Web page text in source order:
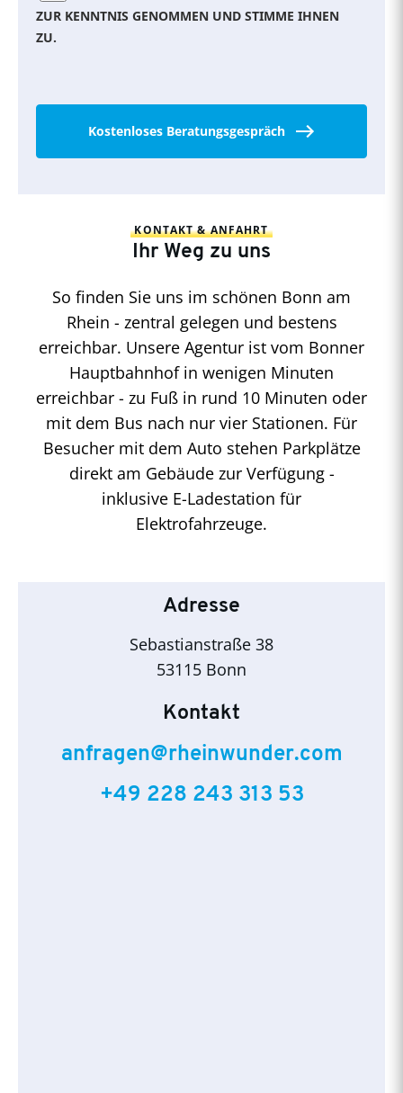
ZUR KENNTNIS GENOMMEN UND STIMME IHNEN
ZU.
Kostenloses Beratungsgespräch
KONTAKT & ANFAHRT
Ihr Weg zu uns
So finden Sie uns im schönen Bonn am
Rhein - zentral gelegen und bestens
erreichbar. Unsere Agentur ist vom Bonner
Hauptbahnhof in wenigen Minuten
erreichbar - zu Fuß in rund 10 Minuten oder
mit dem Bus nach nur vier Stationen. Für
Besucher mit dem Auto stehen Parkplätze
direkt am Gebäude zur Verfügung -
inklusive E-Ladestation für
Elektrofahrzeuge.
Adresse
Sebastianstraße 38
53115 Bonn
Kontakt
anfragen@rheinwunder.com
+49 228 243 313 53